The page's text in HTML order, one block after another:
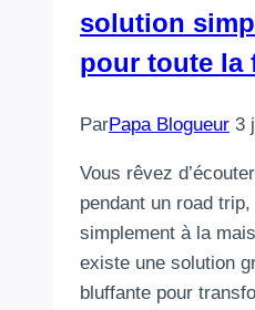
solution
pour toute la
ParPapa Blogueur 3
Vous rêvez
pendant un road
simplement à la
existe une solution
bluffante pour